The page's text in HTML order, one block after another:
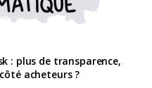
: plus de transparence,
acheteurs ?